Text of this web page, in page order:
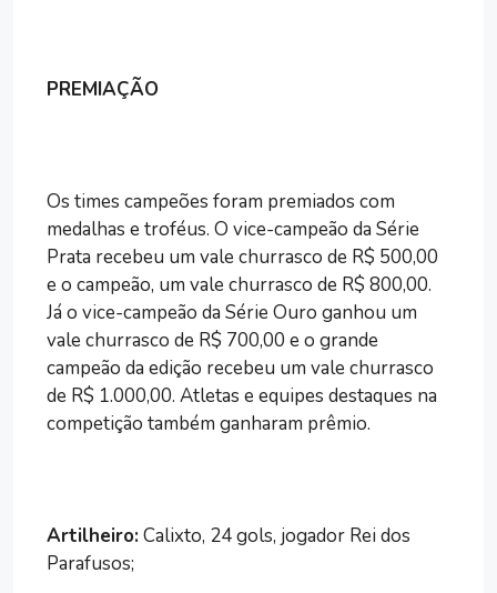
PREMIAÇÃO
Os times campeões foram premiados com
medalhas e troféus. O vice-campeão da Série
Prata recebeu um vale churrasco de R$ 500,00
e o campeão, um vale churrasco de R$ 800,00.
Já o vice-campeão da Série Ouro ganhou um
vale churrasco de R$ 700,00 e o grande
campeão da edição recebeu um vale churrasco
de R$ 1.000,00. Atletas e equipes destaques na
competição também ganharam prêmio.
Artilheiro:Calixto, 24 gols, jogador Rei dos
Parafusos;